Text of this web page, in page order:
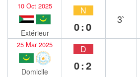
10 Oct 2025
Extérieur
N
0:0
3`
25 Mar 2025
Domicile
D
0:2